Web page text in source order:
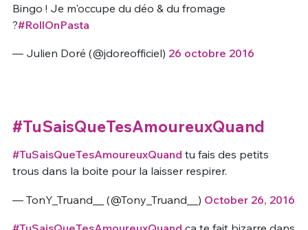
Bingo ! Je m'occupe du déo & du fromage
?#RollOnPasta
— Julien Doré (@jdoreofficiel) 26 octobre 2016
#TuSaisQueTesAmoureuxQuand
#TuSaisQueTesAmoureuxQuand tu fais des petits
trous dans la boite pour la laisser respirer.
— TonY_Truand__ (@Tony_Truand__) October 26, 2016